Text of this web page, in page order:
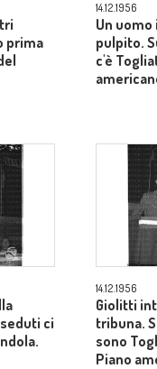
prima
14.12.1956
Un
pulpito.
c'è
ci
14.12.1956
Giolitti
tribuna.
sono
Piano